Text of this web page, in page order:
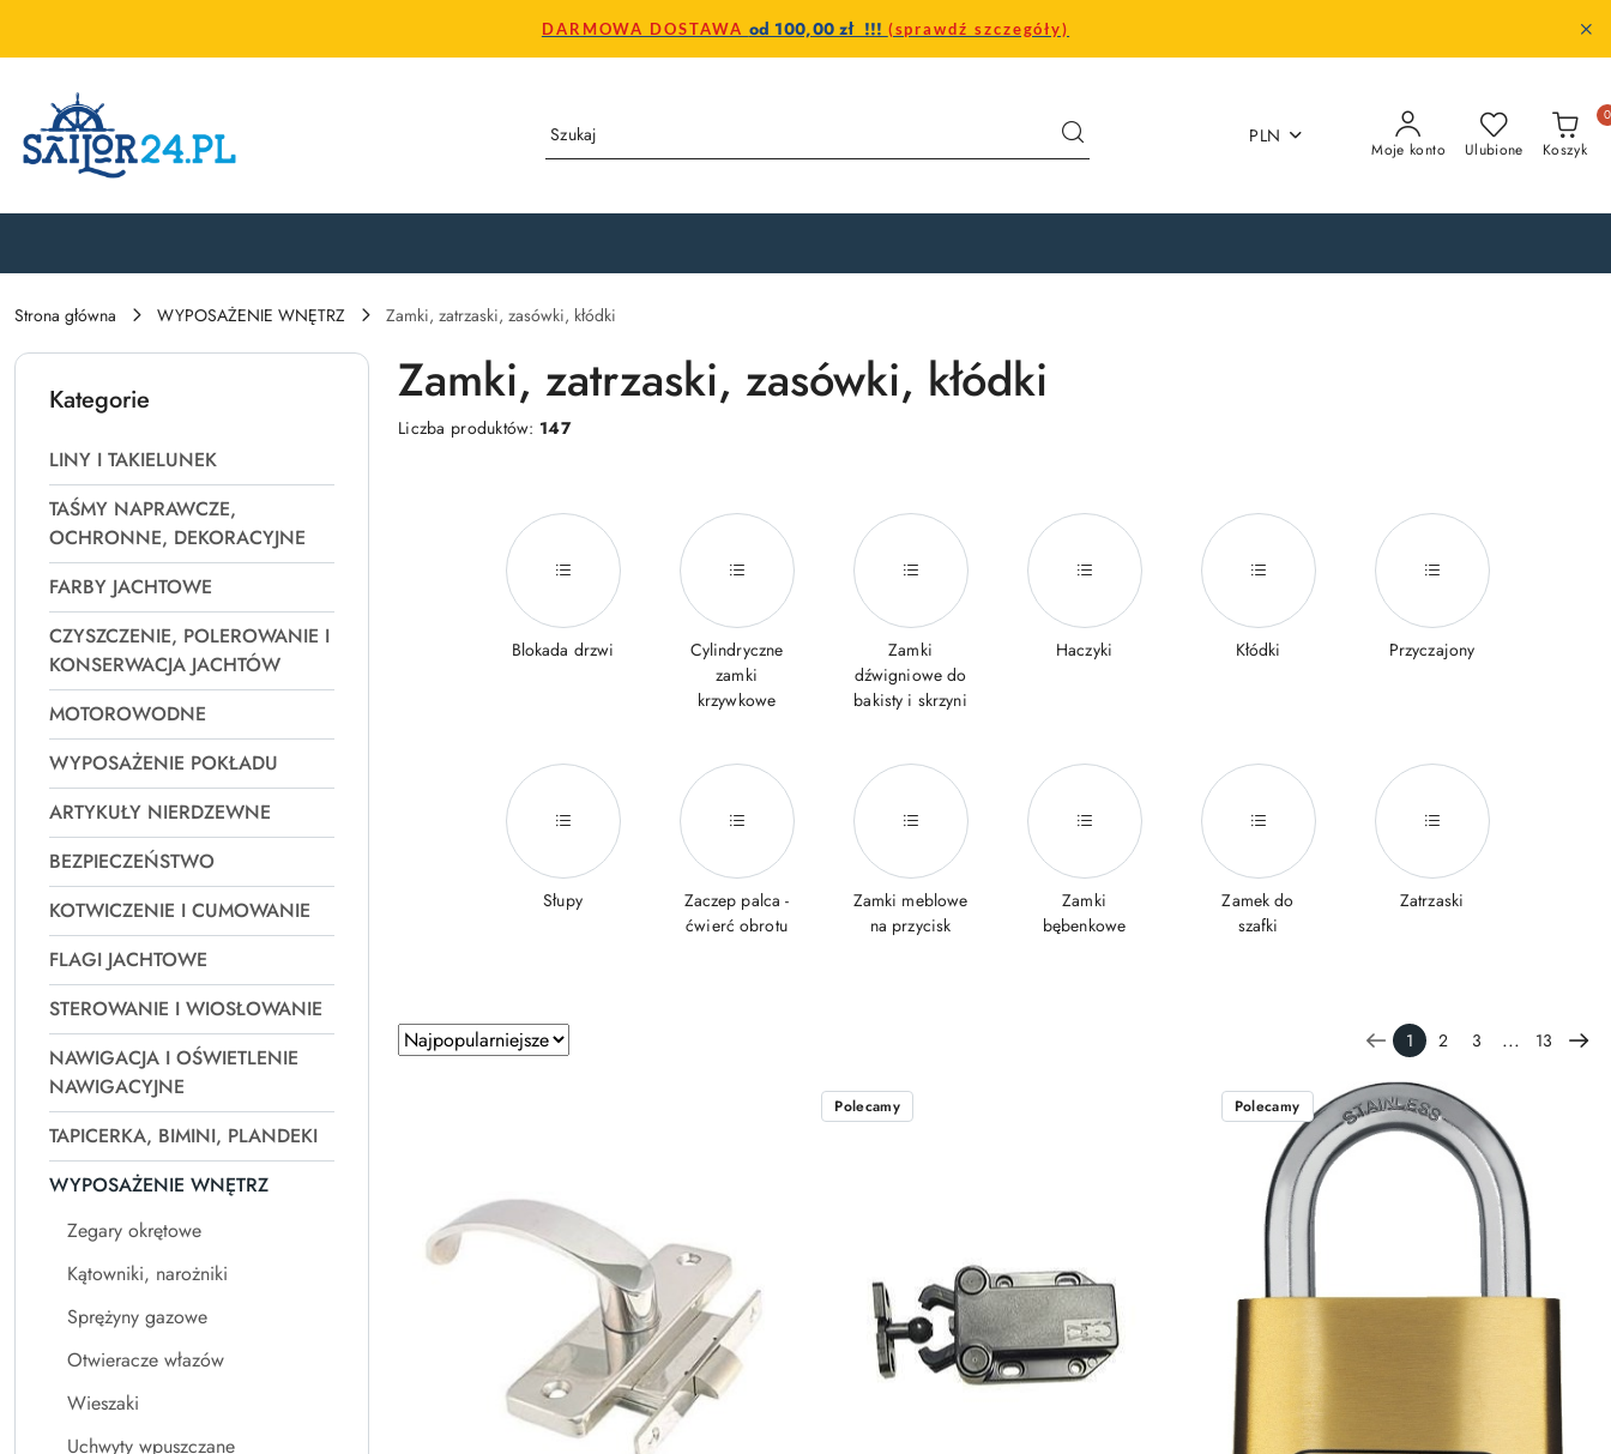
DARMOWA DOSTAWA od 100,00 zł !!! (sprawdź szczegóły)
PLN
Moje konto Ulubione Koszyk
0
Strona główna WYPOSAŻENIE WNĘTRZ Zamki, zatrzaski, zasówki, kłódki
Kategorie
LINY I TAKIELUNEK
TAŚMY NAPRAWCZE,
OCHRONNE, DEKORACYJNE
FARBY JACHTOWE
CZYSZCZENIE, POLEROWANIE I
KONSERWACJA JACHTÓW
MOTOROWODNE
WYPOSAŻENIE POKŁADU
ARTYKUŁY NIERDZEWNE
BEZPIECZEŃSTWO
KOTWICZENIE I CUMOWANIE
FLAGI JACHTOWE
STEROWANIE I WIOSŁOWANIE
NAWIGACJA I OŚWIETLENIE
NAWIGACYJNE
TAPICERKA, BIMINI, PLANDEKI
WYPOSAŻENIE WNĘTRZ
Zegary okrętowe
Kątowniki, narożniki
Sprężyny gazowe
Otwieracze włazów
Wieszaki
Uchwyty wpuszczane
Zamki, zatrzaski, zasówki, kłódki
Liczba produktów: 147
Blokada drzwi
Cylindryczne
zamki
krzywkowe
Zamki
dźwigniowe do
bakisty i skrzyni
Haczyki Kłódki Przyczajony
Słupy
Zaczep palca -
ćwierć obrotu
Zamki meblowe
na przycisk
Zamki
bębenkowe
Zamek do
szafki
Zatrzaski
Zastosowano
sortowanie:
Sortuj
według
1 2 3 ... 13
Polecamy Polecamy